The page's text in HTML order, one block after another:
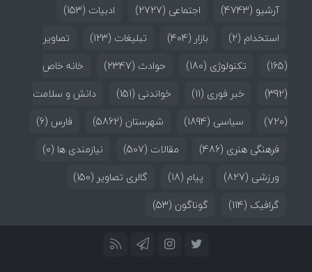
آرشیو (4743) اجتماعی (2727) ادبیات (153)
استخدام (2) بازار (404) تبلیغات (123)
تصاویر
(165)
تکنولوژی (180) حوادث (2347)
خانه خاص
(392)
خبر فوری (11) خواندنی (151)
دانش و سلامت
(720)
سیاسی (1894) شهرستان (5862) فارس (6)
فرهنگی هنری (486) مقالات (507) نیازمندی ها (0)
ورزشی (827) پیام (18) گالری تصاویر (150)
گرافیک (114) گوناگون (53)